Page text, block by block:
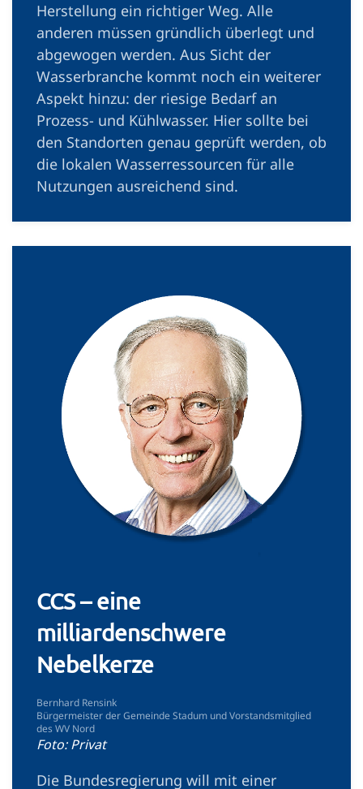
Herstellung ein richtiger Weg. Alle
anderen müssen gründlich überlegt und
abgewogen werden. Aus Sicht der
Wasserbranche kommt noch ein weiterer
Aspekt hinzu: der riesige Bedarf an
Prozess- und Kühlwasser. Hier sollte bei
den Standorten genau geprüft werden, ob
die lokalen Wasserressourcen für alle
Nutzungen ausreichend sind.
CCS – eine
milliardenschwere
Nebelkerze
Bernhard Rensink
Bürgermeister der Gemeinde Stadum und Vorstandsmitglied
des WV Nord
Foto: Privat
Die Bundesregierung will mit einer